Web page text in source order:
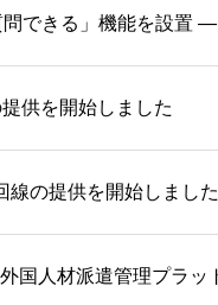
供を開始しました
線の提供を開始しました